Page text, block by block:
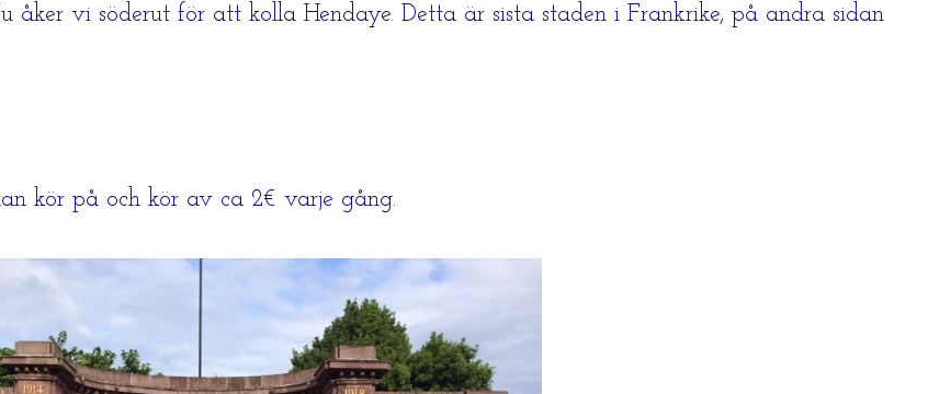
åker vi söderut för att kolla Hendaye. Detta är sista staden i Frankrike, på andra sidan
kör på och kör av ca 2€ varje gång.